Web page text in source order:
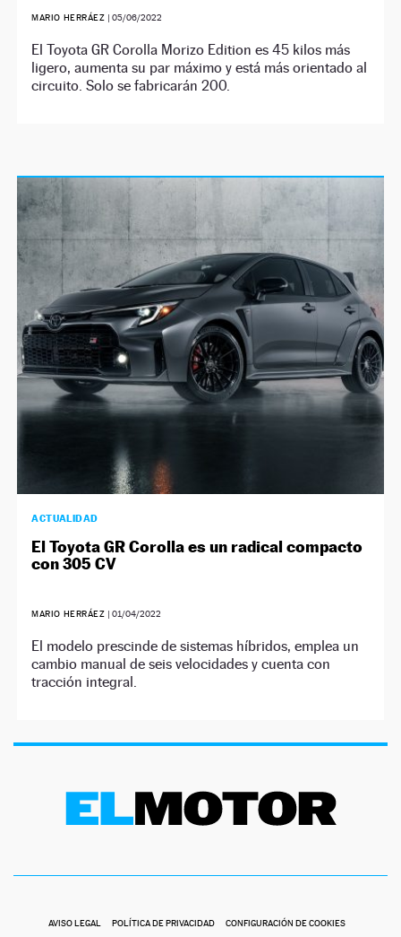
MARIO HERRÁEZ | 05/06/2022
El Toyota GR Corolla Morizo Edition es 45 kilos más
ligero, aumenta su par máximo y está más orientado al
circuito. Solo se fabricarán 200.
ACTUALIDAD
El Toyota GR Corolla es un radical compacto
con 305 CV
MARIO HERRÁEZ | 01/04/2022
El modelo prescinde de sistemas híbridos, emplea un
cambio manual de seis velocidades y cuenta con
tracción integral.
AVISO LEGAL POLÍTICA DE PRIVACIDAD CONFIGURACIÓN DE COOKIES